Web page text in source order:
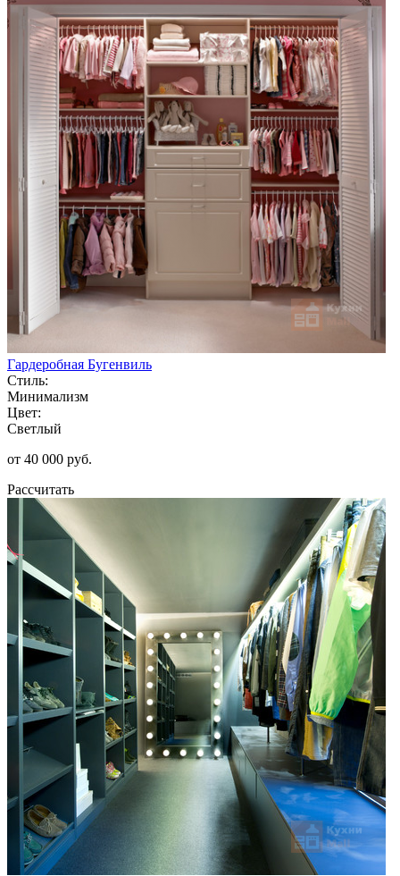
Гардеробная Бугенвиль
Стиль:
Минимализм
Цвет:
Светлый
от 40 000 руб.
Рассчитать